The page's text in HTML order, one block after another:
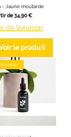
- Jaune moutarde
de34,90 €
de livraison
le produit